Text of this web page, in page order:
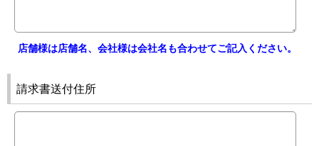
店舗様は店舗名、会社様は会社名も合わせてご記入ください。
請求書送付住所